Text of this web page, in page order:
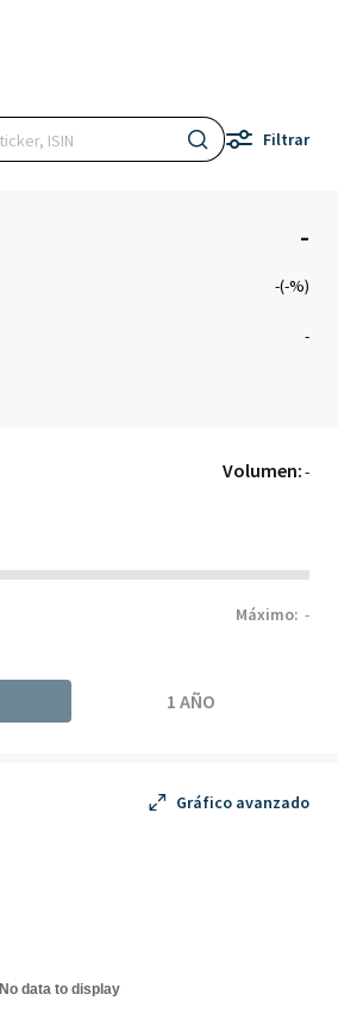
Filtrar
-
-(-%)
-
Volumen:-
Máximo: -
1 AÑO
Gráfico avanzado
No data to display